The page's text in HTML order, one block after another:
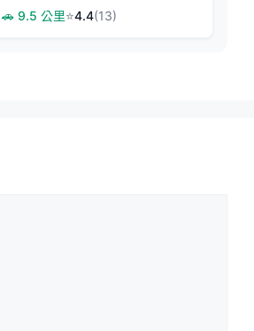
閒釣魚好去處
🚗 9.5 公里⭐4.4(13)